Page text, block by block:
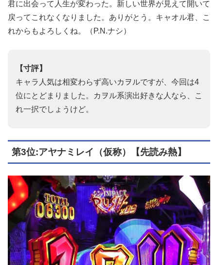
君に出会って人生が変わった。新しい世界が見えて開いて
戻ってこれなくなりました。ありがとう。キャオル君、こ
れからもよろしくね。（P.N.ナシ）
【寸評】
キャラ人気は相変わらず高いカヲルですが、今回は4
位にとどまりました。カヲル系演出好きな人なら、こ
れ一択でしょうけど。
第3位:アヤナミレイ（仮称）【先読み熱】